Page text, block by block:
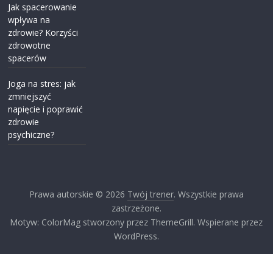
Jak spacerowanie
wpływa na
zdrowie? Korzyści
zdrowotne
spacerów
Joga na stres: jak
zmniejszyć
napięcie i poprawić
zdrowie
psychiczne?
Prawa autorskie © 2026 Twój trener. Wszystkie prawa
zastrzeżone.
Motyw: ColorMag stworzony przez ThemeGrill. Wspierane przez
WordPress.